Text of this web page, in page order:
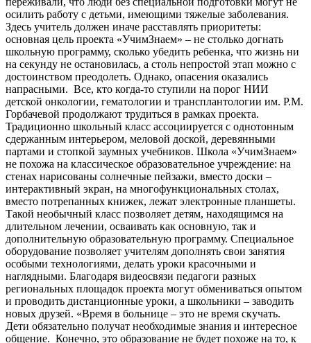
осилить работу с детьми, имеющими тяжелые заболевания.
Здесь учитель должен иначе расставлять приоритеты:
основная цель проекта «УчимЗнаем» – не столько догнать
школьную программу, сколько убедить ребенка, что жизнь ни
на секунду не остановилась, а столь непростой этап можно с
достоинством преодолеть. Однако, опасения оказались
напрасными. Все, кто когда-то ступили на порог НИИ
детской онкологии, гематологии и трансплантологии им. Р.М.
Горбачевой продолжают трудиться в рамках проекта.
Традиционно школьный класс ассоциируется с однотонным
сдержанным интерьером, меловой доской, деревянными
партами и стопкой заумных учебников. Школа «УчимЗнаем»
не похожа на классическое образовательное учреждение: на
стенах нарисованы солнечные пейзажи, вместо доски –
интерактивный экран, на многофункциональных столах,
вместо потрепанных книжек, лежат электронные планшеты.
Такой необычный класс позволяет детям, находящимся на
длительном лечении, осваивать как основную, так и
дополнительную образовательную программу. Специальное
оборудование позволяет учителям дополнять свои занятия
особыми технологиями, делать уроки красочными и
наглядными. Благодаря видеосвязи педагоги разных
региональных площадок проекта могут обмениваться опытом
и проводить дистанционные уроки, а школьники – заводить
новых друзей. «Время в больнице – это не время скучать.
Дети обязательно получат необходимые знания и интересное
общение. Конечно, это образование не будет похоже на то, к